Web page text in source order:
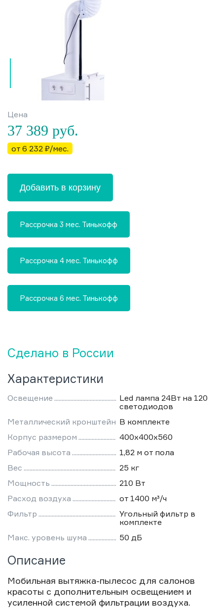
Сделано в России
Характеристики
Освещение
Led лампа 24Вт на 120
светодиодов
Металлический кронштейн В комплекте
Корпус размером
400х400х560
Рабочая высота
1,82 м от пола
Вес
25 кг
Мощность
210 Вт
Расход воздуха
от 1400 м³/ч
Фильтр
Угольный фильтр в
комплекте
Макс. уровень шума
50 дБ
Описание
Мобильная вытяжка-пылесос для салонов
красоты с дополнительным освещением и
усиленной системой фильтрации воздуха.
Цена
37 389 руб.
от 6 232 ₽/мес.
Добавить в корзину
Рассрочка 3 мес. Тинькофф
Рассрочка 4 мес. Тинькофф
Рассрочка 6 мес. Тинькофф